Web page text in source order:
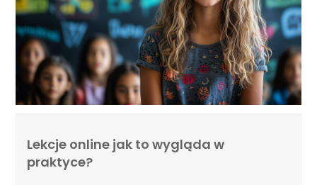
Lekcje online jak to wygląda w
praktyce?